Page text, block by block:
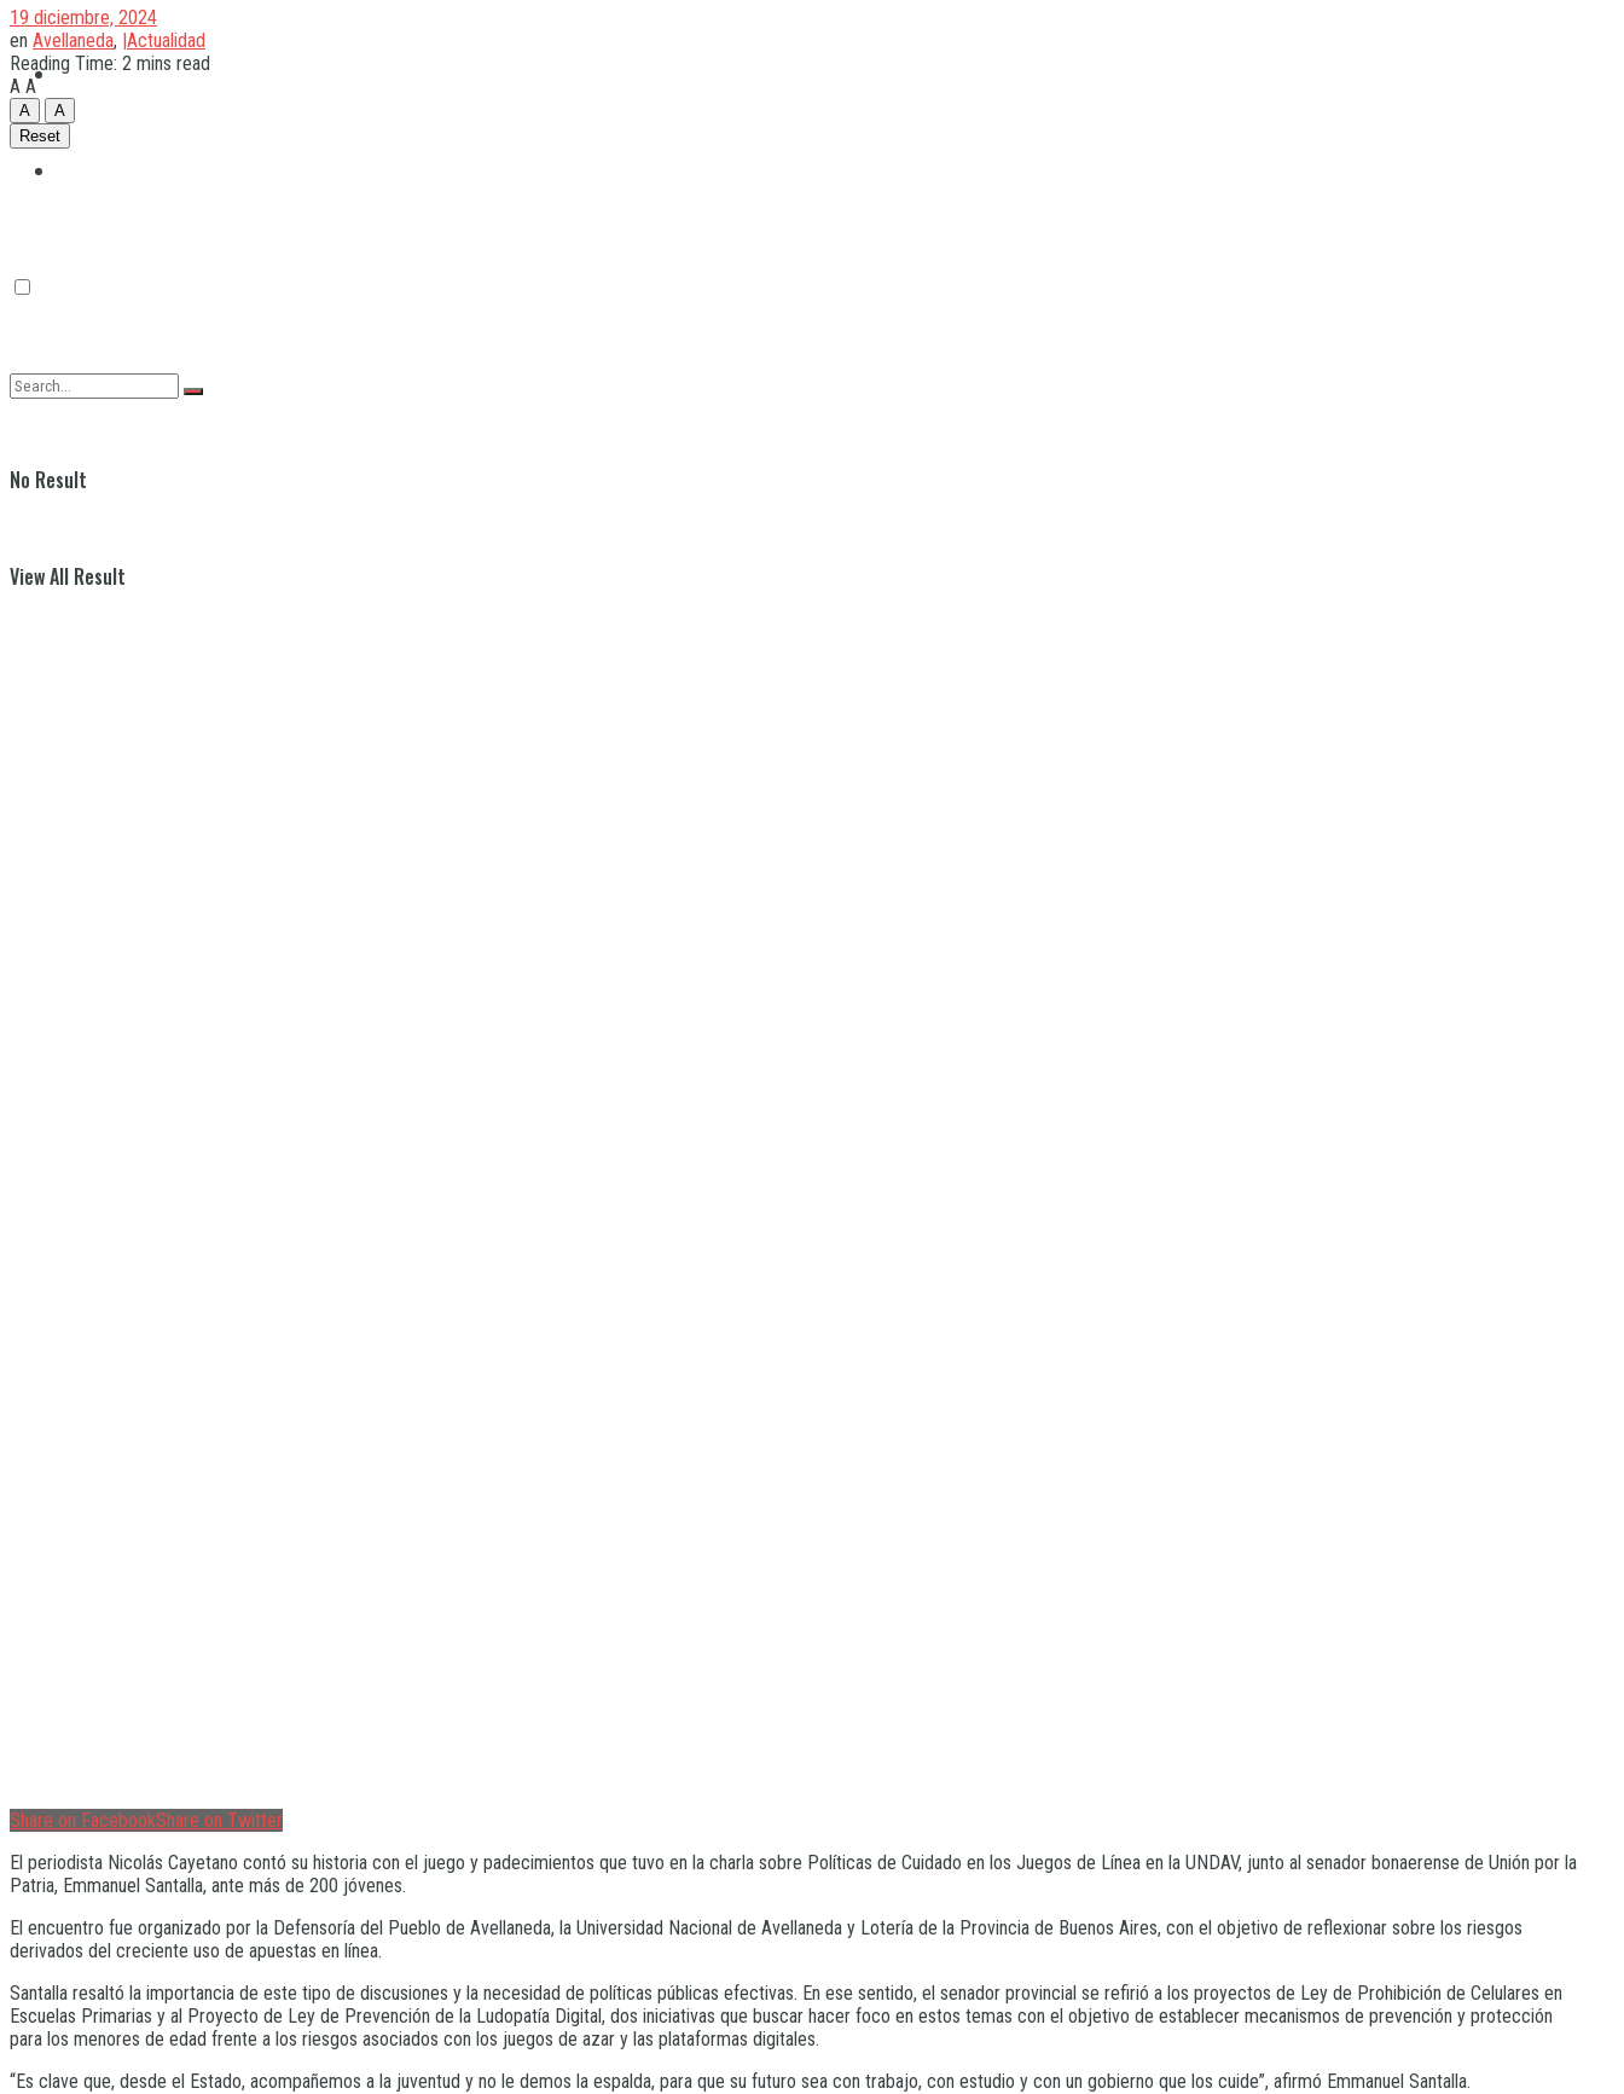
Quilmes
No Result
View All Result
19 diciembre, 2024
en Avellaneda, |Actualidad
Reading Time: 2 mins read
A A
A
A
Reset
Share on FacebookShare on Twitter
El periodista Nicolás Cayetano contó su historia con el juego y padecimientos que tuvo en la charla sobre Políticas de Cuidado en los Juegos de Línea en la UNDAV, junto al senador bonaerense de Unión por la
Patria, Emmanuel Santalla, ante más de 200 jóvenes.
El encuentro fue organizado por la Defensoría del Pueblo de Avellaneda, la Universidad Nacional de Avellaneda y Lotería de la Provincia de Buenos Aires, con el objetivo de reflexionar sobre los riesgos
derivados del creciente uso de apuestas en línea.
Santalla resaltó la importancia de este tipo de discusiones y la necesidad de políticas públicas efectivas. En ese sentido, el senador provincial se refirió a los proyectos de Ley de Prohibición de Celulares en
Escuelas Primarias y al Proyecto de Ley de Prevención de la Ludopatía Digital, dos iniciativas que buscar hacer foco en estos temas con el objetivo de establecer mecanismos de prevención y protección
para los menores de edad frente a los riesgos asociados con los juegos de azar y las plataformas digitales.
“Es clave que, desde el Estado, acompañemos a la juventud y no le demos la espalda, para que su futuro sea con trabajo, con estudio y con un gobierno que los cuide”, afirmó Emmanuel Santalla.